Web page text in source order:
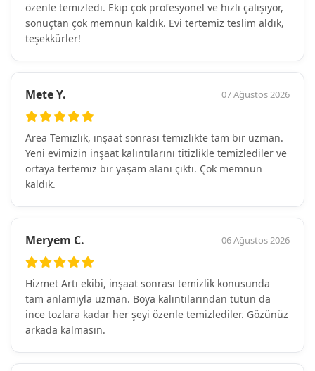
özenle temizledi. Ekip çok profesyonel ve hızlı çalışıyor,
sonuçtan çok memnun kaldık. Evi tertemiz teslim aldık,
teşekkürler!
Mete Y. 07 Ağustos 2026
Area Temizlik, inşaat sonrası temizlikte tam bir uzman.
Yeni evimizin inşaat kalıntılarını titizlikle temizlediler ve
ortaya tertemiz bir yaşam alanı çıktı. Çok memnun
kaldık.
Meryem C. 06 Ağustos 2026
Hizmet Artı ekibi, inşaat sonrası temizlik konusunda
tam anlamıyla uzman. Boya kalıntılarından tutun da
ince tozlara kadar her şeyi özenle temizlediler. Gözünüz
arkada kalmasın.